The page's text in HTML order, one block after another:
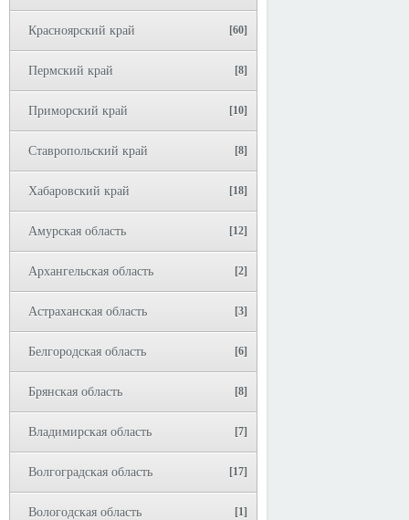
Красноярский край [60]
Пермский край [8]
Приморский край [10]
Ставропольский край [8]
Хабаровский край [18]
Амурская область [12]
Архангельская область [2]
Астраханская область [3]
Белгородская область [6]
Брянская область [8]
Владимирская область [7]
Волгоградская область [17]
Вологодская область [1]